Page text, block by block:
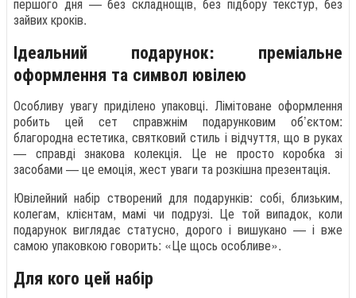
зайвих кроків.
Ідеальний подарунок: преміальне
оформлення та символ ювілею
Особливу увагу приділено упаковці. Лімітоване оформлення
робить цей сет справжнім подарунковим об’єктом:
благородна естетика, святковий стиль і відчуття, що в руках
— справді знакова колекція. Це не просто коробка зі
засобами — це емоція, жест уваги та розкішна презентація.
Ювілейний набір створений для подарунків: собі, близьким,
колегам, клієнтам, мамі чи подрузі. Це той випадок, коли
подарунок виглядає статусно, дорого і вишукано — і вже
самою упаковкою говорить: «Це щось особливе».
Для кого цей набір